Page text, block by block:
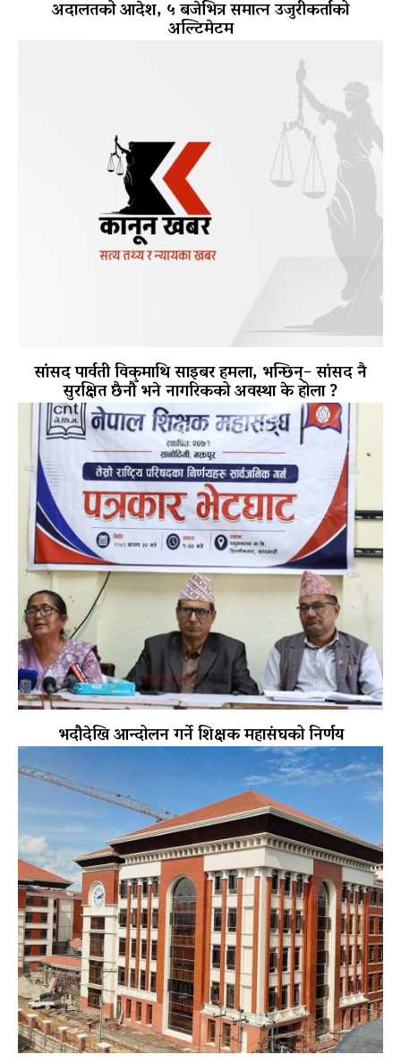
अदालतको आदेश, ५ बजेभित्र समात्न उजुरीकर्ताको
अल्टिमेटम
सांसद पार्वती विकमाथि साइबर हमला, भन्छिन्– सांसद नै
सुरक्षित छैनौँ भने नागरिकको अवस्था के होला ?
भदौदेखि आन्दोलन गर्ने शिक्षक महासंघको निर्णय